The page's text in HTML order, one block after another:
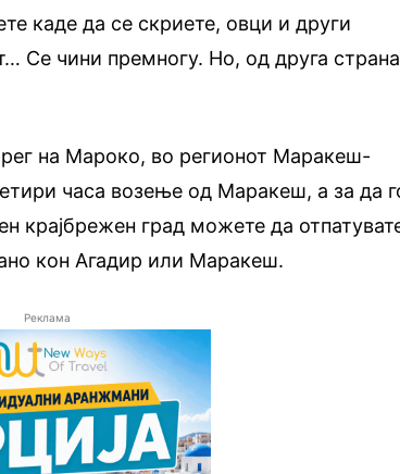
каде да се скриете, овци и други
Се чини премногу. Но, од друга
на Мароко, во регионот Маракеш-
часа возење од Маракеш, а за да
крајбрежен град можете да
кон Агадир или Маракеш.
Реклама